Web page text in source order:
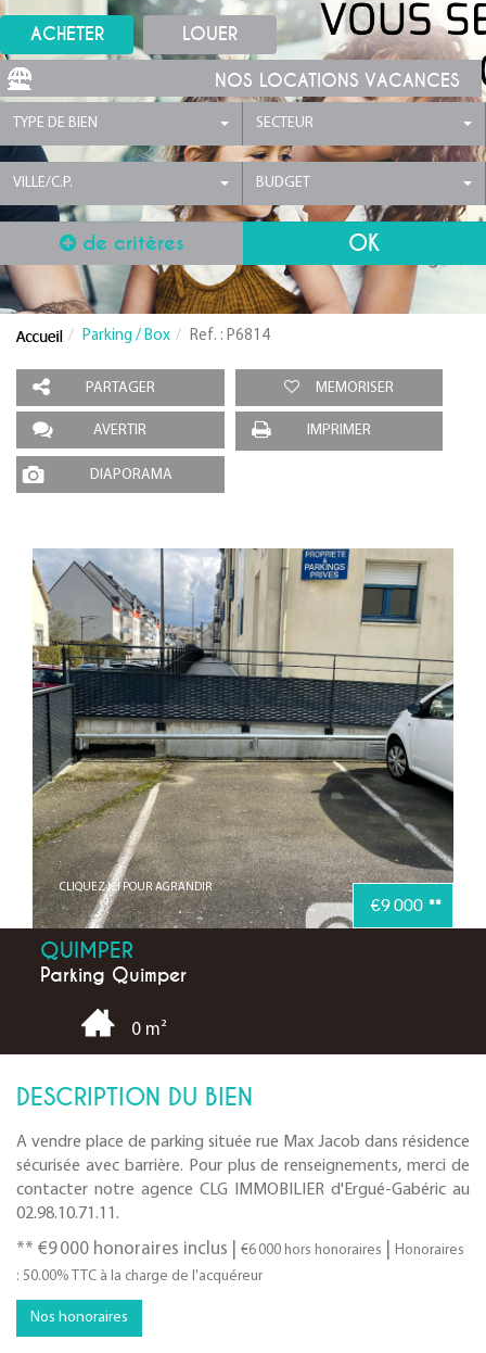
ACHETER LOUER
NOS LOCATIONS VACANCES
TYPE DE BIEN SECTEUR
VILLE/C.P. BUDGET
de critères
Parking / Box Ref. : P6814
PARTAGER MEMORISER
AVERTIR IMPRIMER
DIAPORAMA
CLIQUEZ ICI POUR AGRANDIR
€9 000 **
QUIMPER
Parking Quimper
0 m²
DESCRIPTION DU BIEN
A vendre place de parking située rue Max Jacob dans résidence
sécurisée avec barrière. Pour plus de renseignements, merci de
contacter notre agence CLG IMMOBILIER d'Ergué-Gabéric au
02.98.10.71.11.
** €9 000 honoraires inclus €6 000 hors honoraires
Honoraires
: 50.00% TTC à la charge de l'acquéreur
Nos honoraires